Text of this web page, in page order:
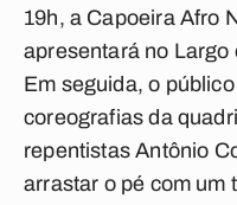
19h, a Capoeira Afro
apresentará no Largo
Em seguida, o
coreografias da
repentistas Antônio
arrastar o pé com um